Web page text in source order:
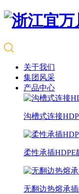
关于我们
集团风采
产品中心
沟槽式连接
柔性承插HDPE
无翻边热熔承